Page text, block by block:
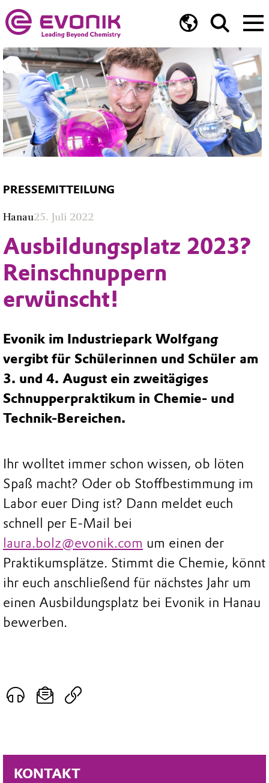
KONTAKT
PRESSEMITTEILUNG
Hanau25. Juli 2022
Ausbildungsplatz 2023?
Reinschnuppern
erwünscht!
Evonik im Industriepark Wolfgang
vergibt für Schülerinnen und Schüler am
3. und 4. August ein zweitägiges
Schnupperpraktikum in Chemie- und
Technik-Bereichen.
Ihr wolltet immer schon wissen, ob löten
Spaß macht? Oder ob Stoffbestimmung im
Labor euer Ding ist? Dann meldet euch
schnell per E-Mail bei
laura.bolz@evonik.com um einen der
Praktikumsplätze. Stimmt die Chemie, könnt
ihr euch anschließend für nächstes Jahr um
einen Ausbildungsplatz bei Evonik in Hanau
bewerben.